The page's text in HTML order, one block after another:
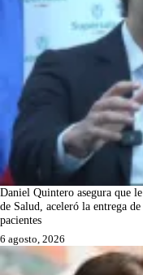
Daniel Quintero asegura que
de Salud, aceleró la entrega
pacientes
6 agosto, 2026